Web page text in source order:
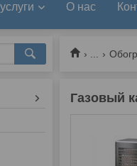
О нас
Газовый